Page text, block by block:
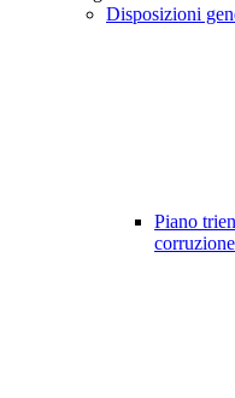
Disposizioni
Piano